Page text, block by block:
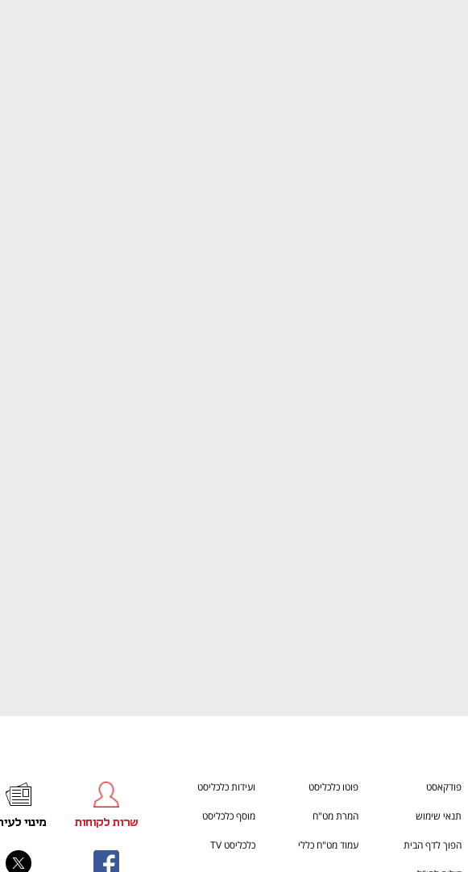
פודקאסט פוטו כלכליסט ועידות כלכליסט
תנאי שימוש המרת מט"ח מוסף כלכליסט
הפוך לדף הבית עמוד מט"ח כללי כלכליסט TV
שרות לקוחות מינוי